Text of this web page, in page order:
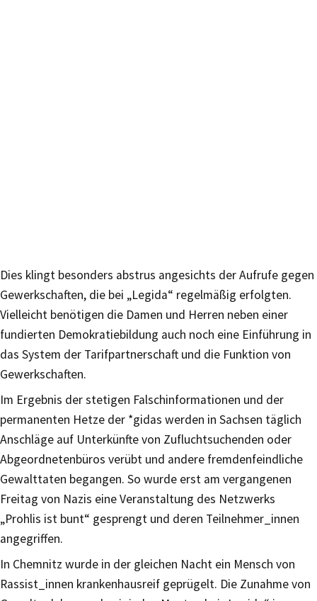
Dies klingt besonders abstrus angesichts der Aufrufe gegen
Gewerkschaften, die bei „Legida“ regelmäßig erfolgten.
Vielleicht benötigen die Damen und Herren neben einer
fundierten Demokratiebildung auch noch eine Einführung in
das System der Tarifpartnerschaft und die Funktion von
Gewerkschaften.
Im Ergebnis der stetigen Falschinformationen und der
permanenten Hetze der *gidas werden in Sachsen täglich
Anschläge auf Unterkünfte von Zufluchtsuchenden oder
Abgeordnetenbüros verübt und andere fremdenfeindliche
Gewalttaten begangen. So wurde erst am vergangenen
Freitag von Nazis eine Veranstaltung des Netzwerks
„Prohlis ist bunt“ gesprengt und deren Teilnehmer_innen
angegriffen.
In Chemnitz wurde in der gleichen Nacht ein Mensch von
Rassist_innen krankenhausreif geprügelt. Die Zunahme von